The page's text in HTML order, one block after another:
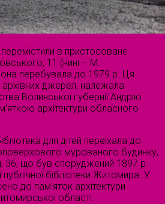
в пристосоване
11 (нині – М.
перебувала до 1979 р. Ця
архівних джерел, належала
Волинської губернії Андрію
архітектури обласного
для дітей переїхала до
мурованого будинку,
36, що був споруджений 1897 р.
бібліотеки Житомира. У
до пам’яток архітектури
області.